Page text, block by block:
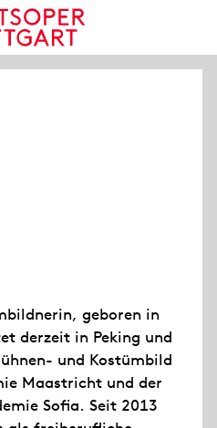
geboren in
derzeit in Peking und
und Kostümbild
Maastricht und der
Sofia. Seit 2013